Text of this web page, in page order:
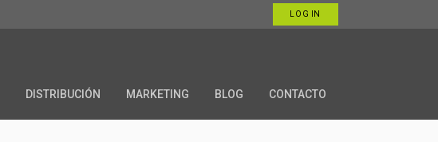
LOG IN
DISTRIBUCIÓN MARKETING BLOG CONTACTO